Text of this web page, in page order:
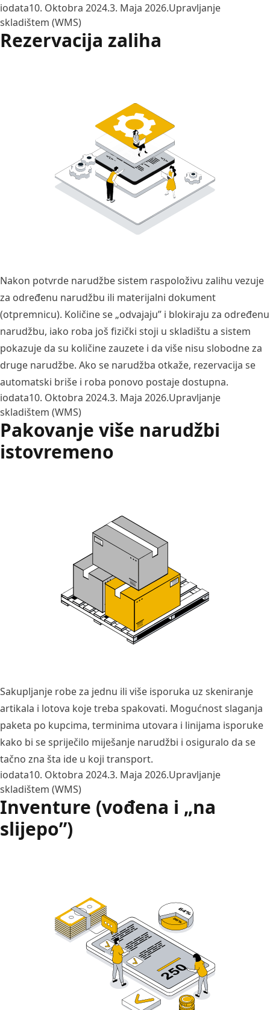
Posted by
iodata10. Oktobra 2024.3. Maja 2026.Posted in
Upravljanje
skladištem (WMS)
Rezervacija zaliha
Nakon potvrde narudžbe sistem raspoloživu zalihu vezuje
za određenu narudžbu ili materijalni dokument
(otpremnicu). Količine se „odvajaju” i blokiraju za određenu
narudžbu, iako roba još fizički stoji u skladištu a sistem
pokazuje da su količine zauzete i da više nisu slobodne za
druge narudžbe. Ako se narudžba otkaže, rezervacija se
automatski briše i roba ponovo postaje dostupna.
Posted by
iodata10. Oktobra 2024.3. Maja 2026.Posted in
Upravljanje
skladištem (WMS)
Pakovanje više narudžbi
istovremeno
Sakupljanje robe za jednu ili više isporuka uz skeniranje
artikala i lotova koje treba spakovati. Mogućnost slaganja
paketa po kupcima, terminima utovara i linijama isporuke
kako bi se spriječilo miješanje narudžbi i osiguralo da se
tačno zna šta ide u koji transport.
Posted by
iodata10. Oktobra 2024.3. Maja 2026.Posted in
Upravljanje
skladištem (WMS)
Inventure (vođena i „na
slijepo”)